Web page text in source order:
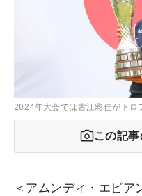
2024年大会では古江彩佳がトロ
この記
＜アムンディ・エビ